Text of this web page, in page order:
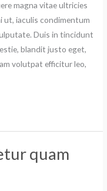
magna vitae ultricies
ut, iaculis condimentum
Duis in tincidunt
blandit justo eget,
volutpat efficitur leo,
quam